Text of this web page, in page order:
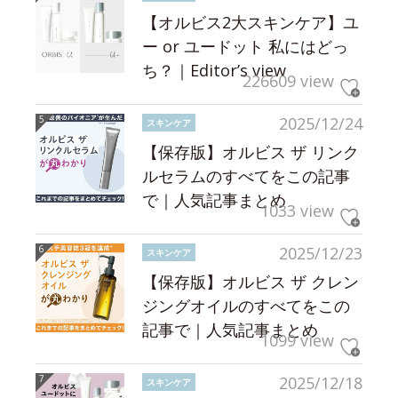
【オルビス2大スキンケア】ユ
ー or ユードット 私にはどっ
ち？｜Editor’s view226609 view
2025/12/24
スキンケア
【保存版】オルビス ザ リンク
ルセラムのすべてをこの記事
で｜人気記事まとめ1033 view
2025/12/23
スキンケア
【保存版】オルビス ザ クレン
ジングオイルのすべてをこの
記事で｜人気記事まとめ
1099 view
2025/12/18
スキンケア